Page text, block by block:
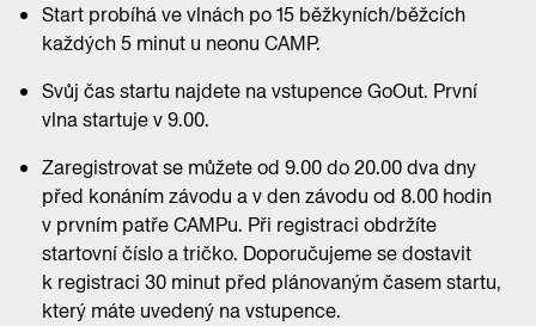
Start probíhá ve vlnách po 15 běžkyních/běžcích
každých 5 minut u neonu CAMP.
Svůj čas startu najdete na vstupence GoOut. První
vlna startuje v 9.00.
Zaregistrovat se můžete od 9.00 do 20.00 dva dny
před konáním závodu a v den závodu od 8.00 hodin
v prvním patře CAMPu. Při registraci obdržíte
startovní číslo a tričko. Doporučujeme se dostavit
k registraci 30 minut před plánovaným časem startu,
který máte uvedený na vstupence.